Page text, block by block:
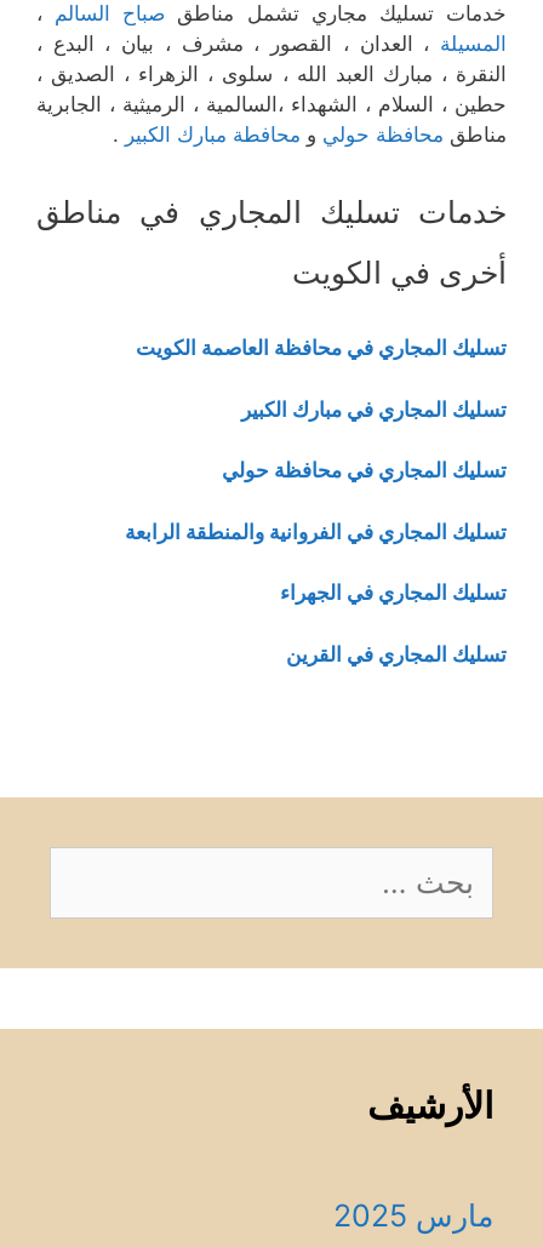
خدمات تسليك مجاري تشمل مناطق صباح السالم ،
المسيلة ، العدان ، القصور ، مشرف ، بيان ، البدع ،
النقرة ، مبارك العبد الله ، سلوى ، الزهراء ، الصديق ،
حطين ، السلام ، الشهداء ،السالمية ، الرميثية ، الجابرية
مناطق محافظة حولي و محافطة مبارك الكبير .
خدمات تسليك المجاري في مناطق
أخرى في الكويت
تسليك المجاري في محافظة العاصمة الكويت
تسليك المجاري في مبارك الكبير
تسليك المجاري في محافظة حولي
تسليك المجاري في الفروانية والمنطقة الرابعة
تسليك المجاري في الجهراء
تسليك المجاري في القرين
البحث
عن:
الأرشيف
مارس 2025